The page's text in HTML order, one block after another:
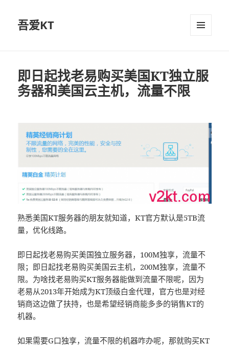
吾爱KT
即日起找老易购买美国KT独立服
务器和美国云主机，流量不限
熟悉美国KT服务器的朋友就知道，KT官方默认是5TB流
量，优化线路。
即日起找老易购买美国独立服务器，100M独享，流量不
限；即日起找老易购买美国云主机，200M独享，流量不
限。为啥找老易购买KT服务器能做到流量不限呢，因为
老易从2013年开始成为KT顶级白金代理，官方也是对经
销商这边做了扶持，也是希望经销商能多多的销售KT的
机器。
如果需要G口独享，流量不限的机器咋办呢，那就购买KT